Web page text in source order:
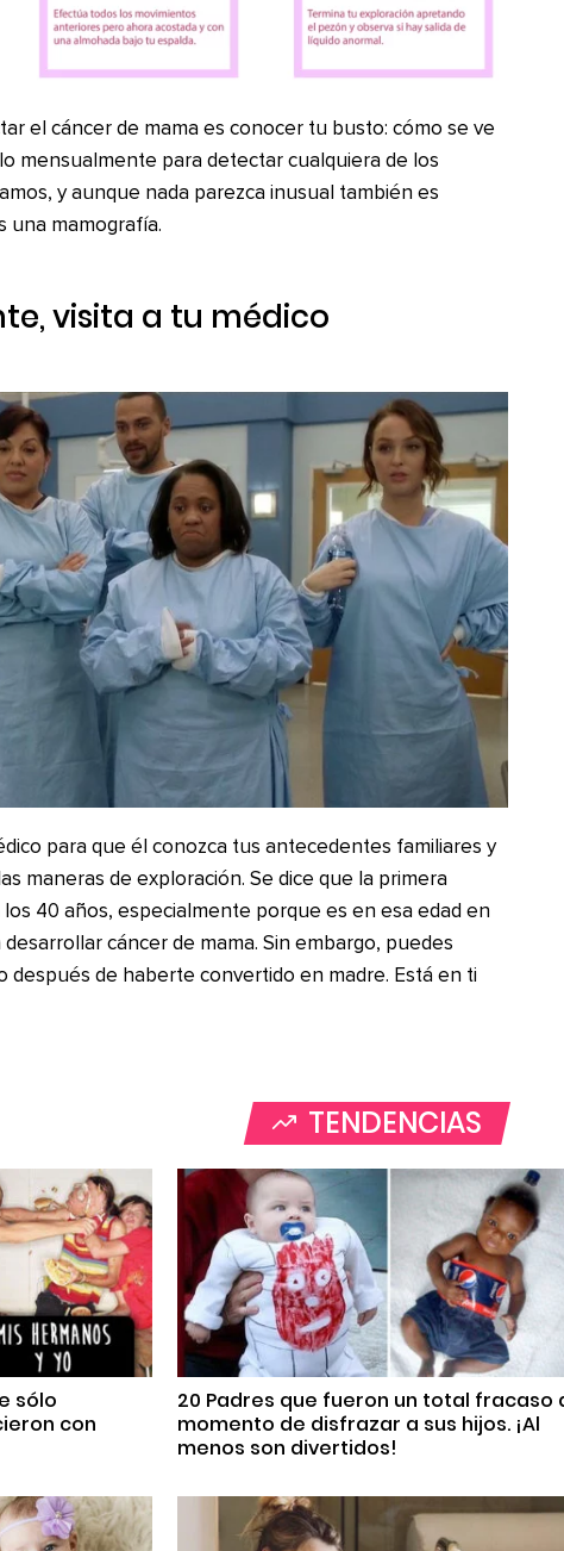
el cáncer de mama es conocer tu busto: cómo se ve
mensualmente para detectar cualquiera de los
y aunque nada parezca inusual también es
una mamografía.
visita a tu médico
para que él conozca tus antecedentes familiares y
maneras de exploración. Se dice que la primera
40 años, especialmente porque es en esa edad en
cáncer de mama. Sin embargo, puedes
después de haberte convertido en madre. Está en ti
TENDENCIAS
sólo
con
20 Padres que fueron un total fracaso
momento de disfrazar a sus hijos. ¡Al
menos son divertidos!